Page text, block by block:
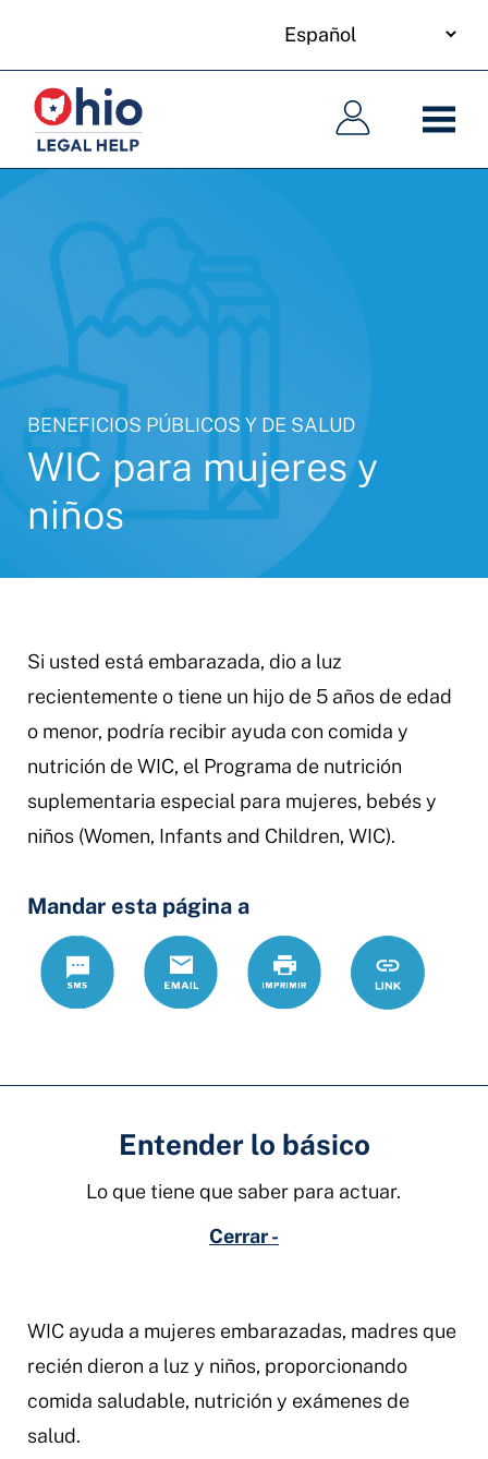
main
content
language
Navegación
principal
Navegación
principal
BENEFICIOS PÚBLICOS Y DE SALUD
WIC para mujeres y
niños
Si usted está embarazada, dio a luz
recientemente o tiene un hijo de 5 años de edad
o menor, podría recibir ayuda con comida y
nutrición de WIC, el Programa de nutrición
suplementaria especial para mujeres, bebés y
niños (Women, Infants and Children, WIC).
Mandar esta página a
Text
Correo
electrónico
Print https://
Link
Entender lo básico
Lo que tiene que saber para actuar.
Cerrar -
WIC ayuda a mujeres embarazadas, madres que
recién dieron a luz y niños, proporcionando
comida saludable, nutrición y exámenes de
salud.